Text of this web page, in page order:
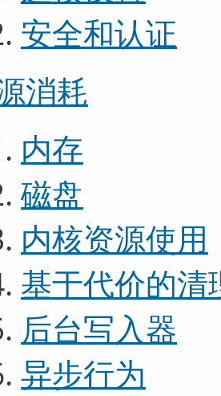
安全和认证
消耗
内存
磁盘
内核资源使用
基于代价的清
后台写入器
异步行为